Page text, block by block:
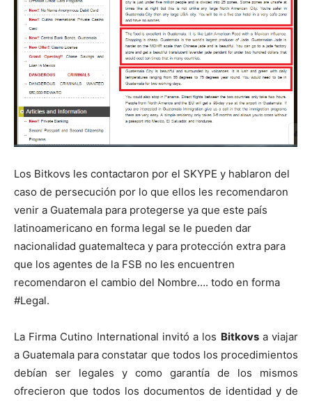
Los Bitkovs les contactaron por el SKYPE y hablaron del
caso de persecución por lo que ellos les recomendaron
venir a Guatemala para protegerse ya que este país
latinoamericano en forma legal se le pueden dar
nacionalidad guatemalteca y para protección extra para
que los agentes de la FSB no les encuentren
recomendaron el cambio del Nombre…. todo en forma
#Legal.
La Firma Cutino International invitó a los Bitkovsa viajar
a Guatemala para constatar que todos los procedimientos
debían ser legales y como garantía de los mismos
ofrecieron que todos los documentos de identidad y de